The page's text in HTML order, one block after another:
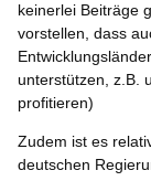
keinerlei Beiträge
vorstellen, dass
unterstützen, z.B.
profitieren)
Zudem ist es
deutschen